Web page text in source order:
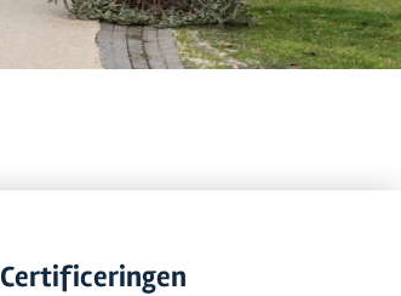
Certificeringen